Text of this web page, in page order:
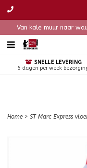
Van kale muur naar
SNELLE LEVERING
6 dagen per week
Home > ST Marc Express